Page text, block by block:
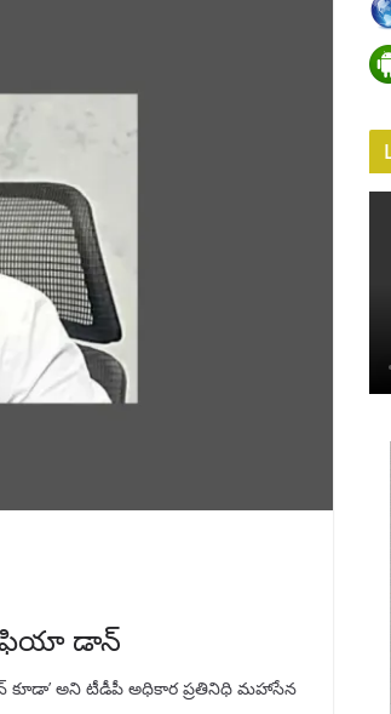
డాన్‌
అని టీడీపీ అధికార ప్రతినిధి మహాసేన